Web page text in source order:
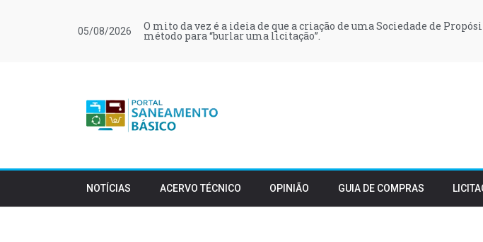
05/08/2026 O mito da vez é a ideia de que a criação de uma Sociedade de
método para “burlar uma licitação”.
NOTÍCIAS ACERVO TÉCNICO OPINIÃO GUIA DE COMPRAS